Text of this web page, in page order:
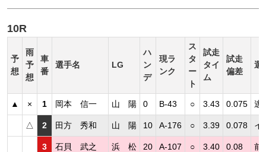
10R
予
想
雨
予
想
車
番
選手名 LG
ハ
ン
デ
現ラ
ンク
ス
タ
ー
ト
試走
タイ
ム
試走
偏差
選
▲ × 1 岡本 信一 山 陽 0 B-43 ○ 3.43 0.075 逃
△ 2 田方 秀和 山 陽 10 A-176 ○ 3.39 0.078 イ
3 石貝 武之 浜 松 20 A-107 ○ 3.40 0.08 前